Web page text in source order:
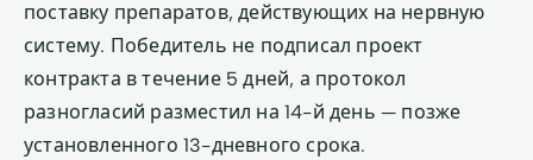
поставку препаратов, действующих на нервную
систему. Победитель не подписал проект
контракта в течение 5 дней, а протокол
разногласий разместил на 14-й день — позже
установленного 13-дневного срока.